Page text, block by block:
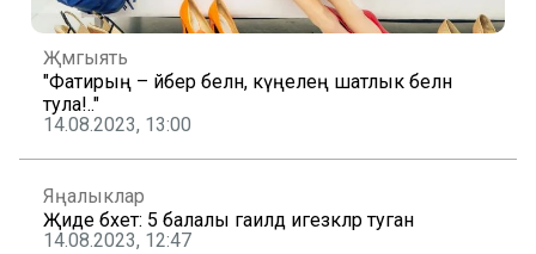
Җәмгыять
"Фатирың – әйбер белән, күңелең шатлык белән
тула!.."
14.08.2023, 13:00
Яңалыклар
Җиде бәхет: 5 балалы гаиләдә игезәкләр туган
14.08.2023, 12:47